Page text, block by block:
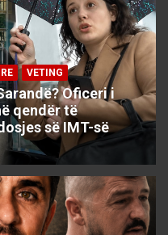
VETING
Oficeri i
qendër të
së IMT-së